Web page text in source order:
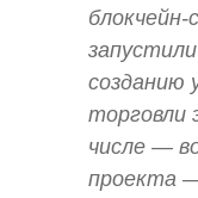
созданию
торговли
числе —
проекта